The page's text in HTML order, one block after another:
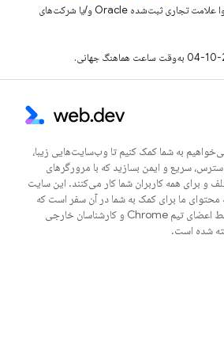
مراجعه کنید. جاوا علامت تجاری ثبت‌شده Oracle و/یا شرکت‌های
به شما کمک کنیم تا وب‌سایت‌هایی زیبا،
سریع و ایمن بسازید که با مرورگرهای
و برای همه کاربران شما کار می‌کنند. این سایت
محتوای ما برای کمک به شما در آن سفر است که
توسط اعضای تیم Chrome و کارشناسان خارجی
شده است.